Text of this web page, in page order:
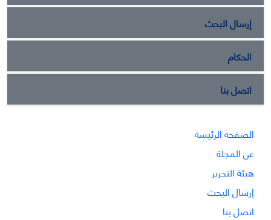
إرسال البحث
الحكام
اتصل بنا
الصفحة الرئيسة
عن المجلة
هيئة التحرير
إرسال البحث
اتصل بنا